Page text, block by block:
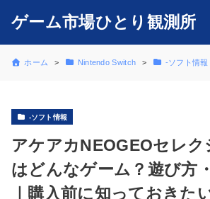
ゲーム市場ひとり観測所
ホーム Nintendo Switch -ソフト情報
-ソフト情報
アケアカNEOGEOセレク
はどんなゲーム？遊び方
｜購入前に知っておきた